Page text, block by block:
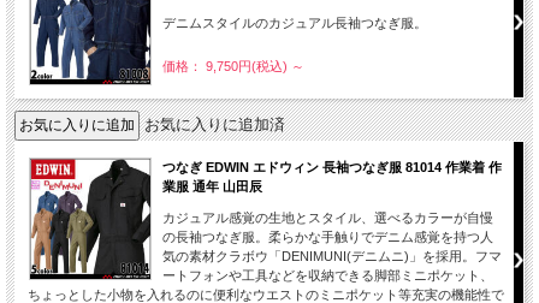
デニムスタイルのカジュアル長袖つなぎ服。
価格： 9,750円(税込) ～
お気に入りに追加済
つなぎ EDWIN エドウィン 長袖つなぎ服 81014 作業着 作
業服 通年 山田辰
カジュアル感覚の生地とスタイル、選べるカラーが自慢
の長袖つなぎ服。柔らかな手触りでデニム感覚を持つ人
気の素材クラボウ「DENIMUNI(デニムニ)」を採用。フマ
ートフォンや工具などを収納できる脚部ミニポケット、
ちょっとした小物を入れるのに便利なウエストのミニポケット等充実の機能性で